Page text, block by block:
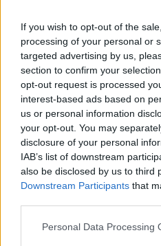
If you wish to opt-out of the
processing of your personal or
targeted advertising by us,
section to confirm your
opt-out request is processed
interest-based ads based on
us or personal information
your opt-out. You may
disclosure of your personal
IAB’s list of downstream
also be disclosed by us to third
Downstream Participants that
Personal Data Processing
Hasznos
Impresszum
Szerzői jogok
Adatvédelmi
Cookie-kezelési
Hozzászólási
Nyomtatott lapjaink
Székely Hírmondó